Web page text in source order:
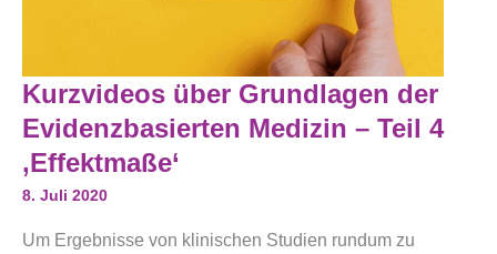
Kurzvideos über Grundlagen der
Evidenzbasierten Medizin – Teil 4
‚Effektmaße‘
8. Juli 2020
Um Ergebnisse von klinischen Studien rundum zu
Kurzvideos
Über
Grundlagen
Der
Evidenzbasierten
Medizin
‚Effektmaße‘